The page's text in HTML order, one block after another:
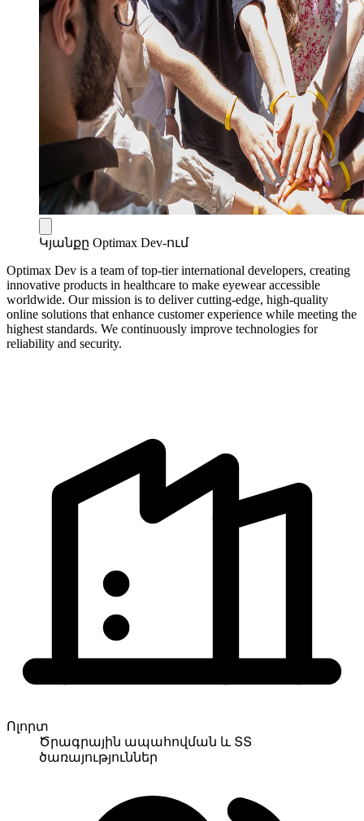
Կյանքը Optimax Dev-ում
Optimax Dev is a team of top-tier international developers, creating
innovative products in healthcare to make eyewear accessible
worldwide. Our mission is to deliver cutting-edge, high-quality
online solutions that enhance customer experience while meeting the
highest standards. We continuously improve technologies for
reliability and security.
Ոլորտ
Ծրագրային ապահովման և ՏՏ
ծառայություններ